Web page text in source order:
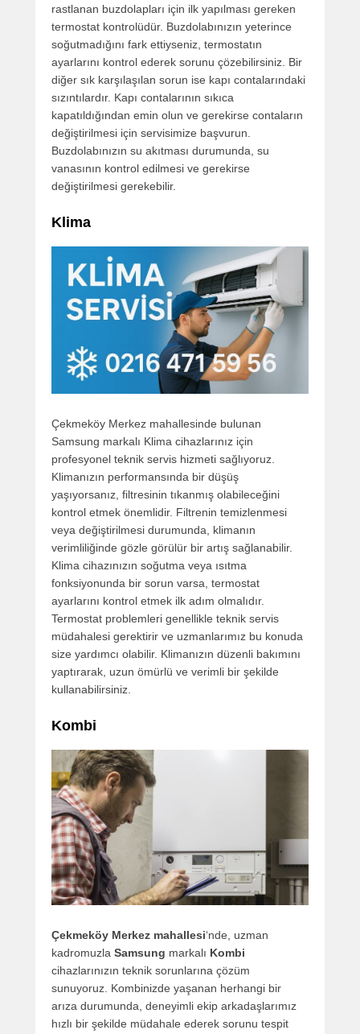
rastlanan buzdolapları için ilk yapılması gereken
termostat kontrolüdür. Buzdolabınızın yeterince
soğutmadığını fark ettiyseniz, termostatın
ayarlarını kontrol ederek sorunu çözebilirsiniz. Bir
diğer sık karşılaşılan sorun ise kapı contalarındaki
sızıntılardır. Kapı contalarının sıkıca
kapatıldığından emin olun ve gerekirse contaların
değiştirilmesi için servisimize başvurun.
Buzdolabınızın su akıtması durumunda, su
vanasının kontrol edilmesi ve gerekirse
değiştirilmesi gerekebilir.
Klima
Çekmeköy Merkez mahallesinde bulunan
Samsung markalı Klima cihazlarınız için
profesyonel teknik servis hizmeti sağlıyoruz.
Klimanızın performansında bir düşüş
yaşıyorsanız, filtresinin tıkanmış olabileceğini
kontrol etmek önemlidir. Filtrenin temizlenmesi
veya değiştirilmesi durumunda, klimanın
verimliliğinde gözle görülür bir artış sağlanabilir.
Klima cihazınızın soğutma veya ısıtma
fonksiyonunda bir sorun varsa, termostat
ayarlarını kontrol etmek ilk adım olmalıdır.
Termostat problemleri genellikle teknik servis
müdahalesi gerektirir ve uzmanlarımız bu konuda
size yardımcı olabilir. Klimanızın düzenli bakımını
yaptırarak, uzun ömürlü ve verimli bir şekilde
kullanabilirsiniz.
Kombi
Çekmeköy Merkez mahallesi‘nde, uzman
kadromuzla Samsung markalı Kombi
cihazlarınızın teknik sorunlarına çözüm
sunuyoruz. Kombinizde yaşanan herhangi bir
arıza durumunda, deneyimli ekip arkadaşlarımız
hızlı bir şekilde müdahale ederek sorunu tespit